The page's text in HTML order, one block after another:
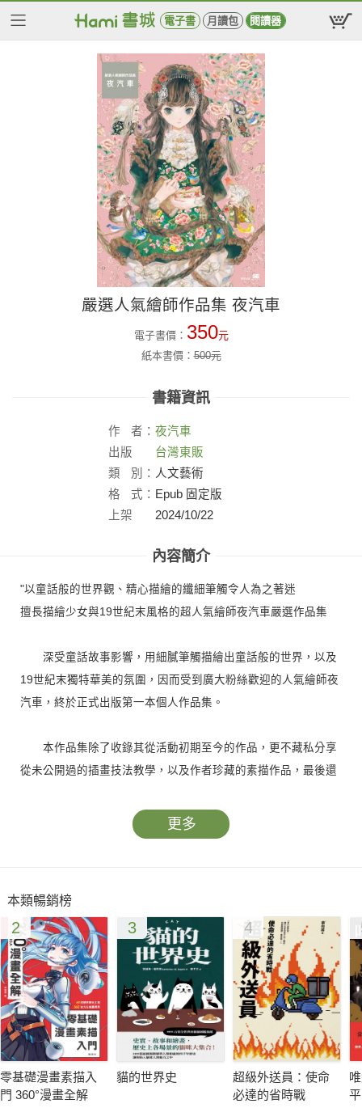
電子書 月讀包 閱讀器
嚴選人氣繪師作品集 夜汽車
電子書價： 350元
紙本書價：500元
書籍資訊
作 者： 夜汽車
出版
社：
台灣東販
類
別： 人文藝術
格
式： Epub 固定版
上架
2024/10/22
內容簡介
"以童話般的世界觀、精心描繪的纖細筆觸令人為之著迷
擅長描繪少女與19世紀末風格的超人氣繪師夜汽車嚴選作品集
深受童話故事影響，用細膩筆觸描繪出童話般的世界，以及
19世紀末獨特華美的氛圍，因而受到廣大粉絲歡迎的人氣繪師夜
汽車，終於正式出版第一本個人作品集。
本作品集除了收錄其從活動初期至今的作品，更不藏私分享
從未公開過的插畫技法教學，以及作者珍藏的素描作品，最後還
讀者可從本作品集中徹底感受人氣繪師筆下世界的魅力，是粉絲
不可錯過的一本經典之作。
──首先，請告訴我們您開始畫畫的契機。
因為家姊畫畫，我也受到她的影響開始自己作畫。姊姊給了
我墨水與圓筆，我還記得第一次畫的圖是人魚公主。後來我又畫
了女孩栽培番茄的漫畫，那篇漫畫受到姊姊的誇獎，成為讓我想
畫得更好的動機。
──您從童年起就繪製童話等有故事的畫作呢。
是啊，我從小就經常閱讀童話與民間故事等書籍。古老的童
更多
本類暢銷榜
2
零基礎漫畫素描入
門 360°漫畫全解
3
貓的世界史
4
超級外送員：使命
必達的省時戰